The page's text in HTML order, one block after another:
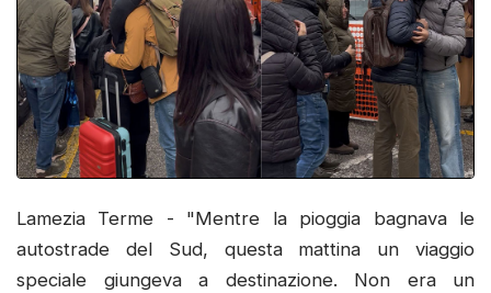
Lamezia Terme - "Mentre la pioggia bagnava le
autostrade del Sud, questa mattina un viaggio
speciale giungeva a destinazione. Non era un